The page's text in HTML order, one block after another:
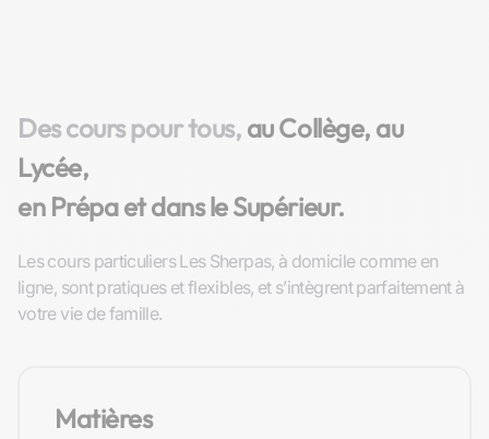
Des cours pour tous, au Collège, au
Lycée,
en Prépa et dans le Supérieur.
Les cours particuliers Les Sherpas, à domicile comme en
ligne, sont pratiques et flexibles, et s’intègrent parfaitement à
votre vie de famille.
Matières